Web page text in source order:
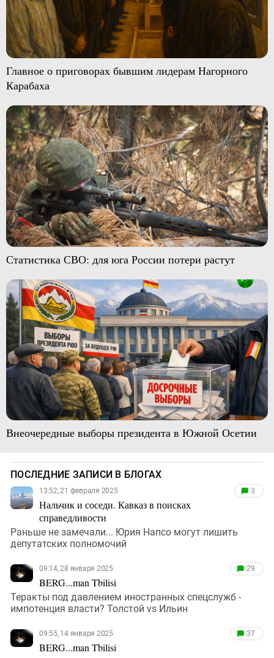
Главное о приговорах бывшим лидерам Нагорного
Карабаха
Статистика СВО: для юга России потери растут
Внеочередные выборы президента в Южной Осетии
ПОСЛЕДНИЕ ЗАПИСИ В БЛОГАХ
13:52, 21 февраля 2025
Нальчик и соседи. Кавказ в поисках
справедливости
3
Раньше не замечали... Юрия Напсо могут лишить
депутатских полномочий
09:14, 28 января 2025
BERG...man Tbilisi
29
Теракты под давлением иностранных спецслужб -
импотенция власти? Толстой vs Ильин
09:55, 14 января 2025
BERG...man Tbilisi
37